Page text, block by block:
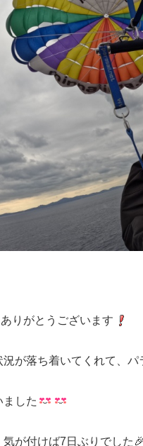
りがとうございます
が落ち着いてくれて、
した
が付けば7日ぶりでした🎉